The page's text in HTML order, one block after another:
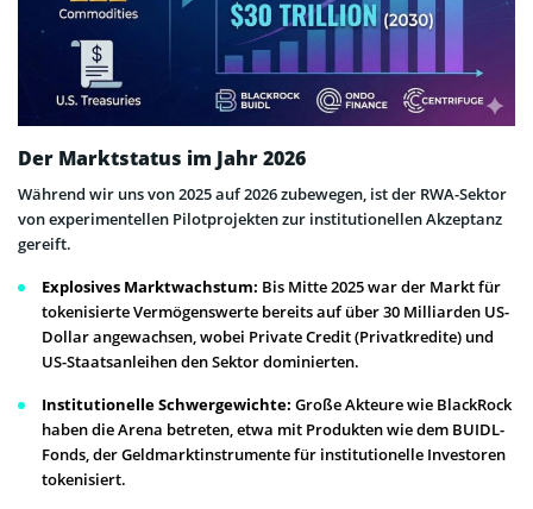
Der Marktstatus im Jahr 2026
Während wir uns von 2025 auf 2026 zubewegen, ist der RWA-Sektor
von experimentellen Pilotprojekten zur institutionellen Akzeptanz
gereift.
Explosives Marktwachstum: Bis Mitte 2025 war der Markt für
tokenisierte Vermögenswerte bereits auf über 30 Milliarden US-
Dollar angewachsen, wobei Private Credit (Privatkredite) und
US-Staatsanleihen den Sektor dominierten.
Institutionelle Schwergewichte: Große Akteure wie BlackRock
haben die Arena betreten, etwa mit Produkten wie dem BUIDL-
Fonds, der Geldmarktinstrumente für institutionelle Investoren
tokenisiert.